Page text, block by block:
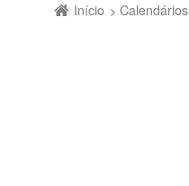
Início Calendários